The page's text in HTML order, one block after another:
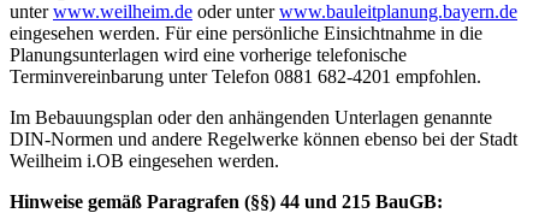
unterwww.weilheim.de oder unterwww.bauleitplanung.bayern.de
eingesehen werden. Für eine persönliche Einsichtnahme in die
Planungsunterlagen wird eine vorherige telefonische
Terminvereinbarung unter Telefon 0881 682-4201 empfohlen.
Im Bebauungsplan oder den anhängenden Unterlagen genannte
DIN-Normen und andere Regelwerke können ebenso bei der Stadt
Weilheim i.OB eingesehen werden.
Hinweise gemäß Paragrafen (§§) 44 und 215 BauGB: